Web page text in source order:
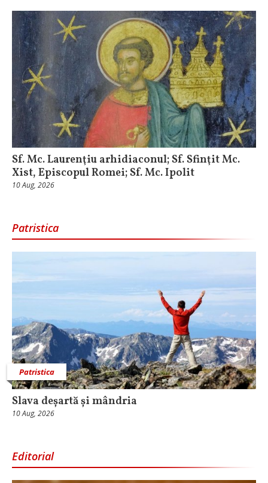
Sf. Mc. Laurenţiu arhidiaconul; Sf. Sfinţit Mc.
Xist, Episcopul Romei; Sf. Mc. Ipolit
10 Aug, 2026
Patristica
Patristica
Slava deșartă și mândria
10 Aug, 2026
Editorial